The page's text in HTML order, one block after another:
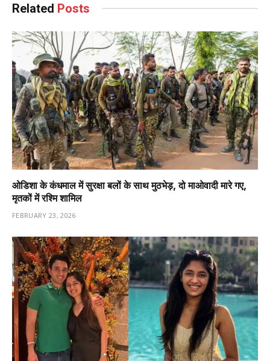
Related Posts
ओडिशा के कंधमाल में सुरक्षा बलों के साथ मुठभेड़, दो माओवादी मारे गए,
मृतकों में रश्मि शामिल
FEBRUARY 23, 2026